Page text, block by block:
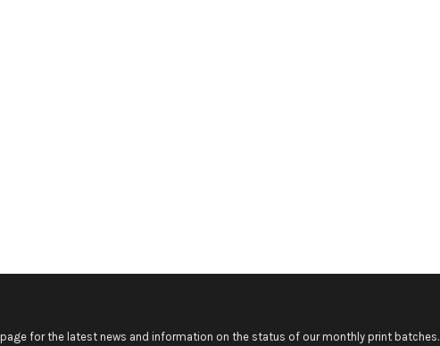
page for the latest news and information on the status of our monthly print batches.